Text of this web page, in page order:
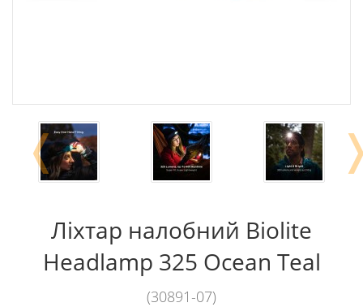
❬
Ліхтар налобний Biolite
Headlamp 325 Ocean Teal
(30891-07)